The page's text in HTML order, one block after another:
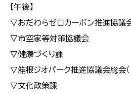
【午後】
▽おだわらゼロカーボン推進協議
▽市空家等対策協議会
▽健康づくり課
▽箱根ジオパーク推進協議会総会（
▽文化政策課